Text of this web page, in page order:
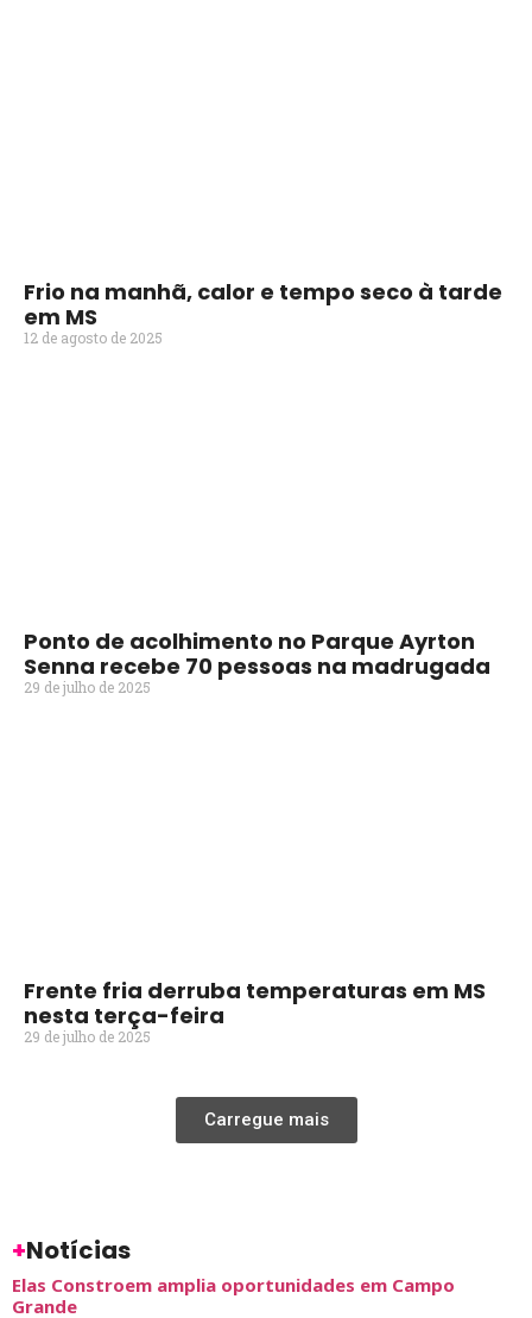
Frio na manhã, calor e tempo seco à tarde
em MS
12 de agosto de 2025
Ponto de acolhimento no Parque Ayrton
Senna recebe 70 pessoas na madrugada
29 de julho de 2025
Frente fria derruba temperaturas em MS
nesta terça-feira
29 de julho de 2025
Carregue mais
+Notícias
Elas Constroem amplia oportunidades em Campo
Grande